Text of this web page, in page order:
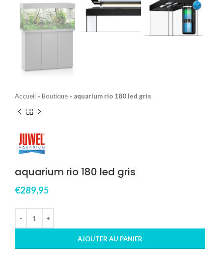
Accueil » Boutique » aquarium rio 180 led gris
aquarium rio 180 led gris
€289,95
AJOUTER AU PANIER